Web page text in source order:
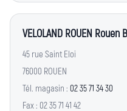
VELOLAND ROUEN Rouen
45 rue Saint Eloi
76000 ROUEN
Tél. magasin : 02 35 71 34 30
Fax : 02 35 71 41 42